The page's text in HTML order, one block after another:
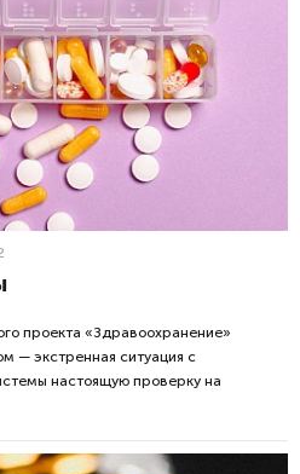
проекта «Здравоохранение»
— экстренная ситуация с
настоящую проверку на